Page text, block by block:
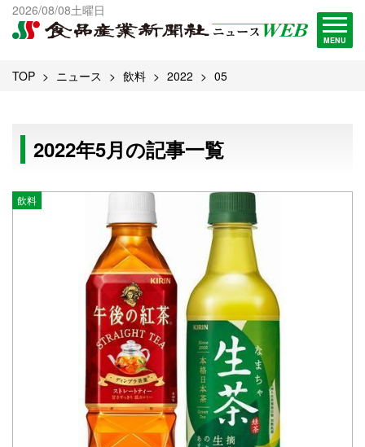
2026/08/08土曜日
MENU
出版物一覧へ
試読・購読申し込み
TOP ニュース 飲料 2022 05
2022年5月の記事一覧
飲料